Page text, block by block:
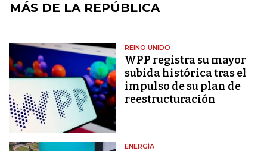
MÁS DE LA REPÚBLICA
REINO UNIDO
WPP registra su mayor
subida histórica tras el
impulso de su plan de
reestructuración
ENERGÍA